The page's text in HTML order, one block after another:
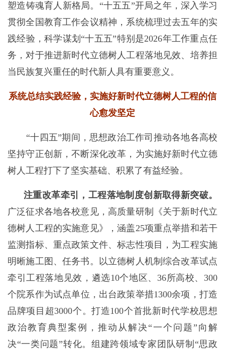
塑造铸魂育人新格局。“十五五”开局之年，深入学习
贯彻全国教育工作会议精神，系统梳理过去五年的实
践经验，科学谋划“十五五”特别是2026年工作重点任
务，对于推进新时代立德树人工程落地见效、培养担
当民族复兴重任的时代新人具有重要意义。
系统总结实践经验，实施好新时代立德树人工程的信
心愈发坚定
“十四五”期间，思想政治工作司推动各地各高校
坚持守正创新，不断深化改革，为实施好新时代立德
树人工程打下了坚实基础、积累了有益经验。
注重改革牵引，工程落地制度创新取得新突破。
广泛征求各地各校意见，高质量研制《关于新时代立
德树人工程的实施意见》，涵盖25项重点举措和若干
监测指标、重点政策文件、标志性项目，为工程实施
明晰施工图、任务书。以立德树人机制综合改革试点
牵引工程落地见效，遴选10个地区、36所高校、300
个院系作为试点单位，出台政策举措1300余项，打造
品牌项目超3000个。打造100个首批新时代学校思想
政治教育典型案例，推动从解决“一个问题”向解
决“一类问题”转化。组建跨领域专家团队研制“思政